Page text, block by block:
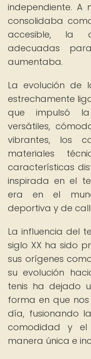
independiente.
consolidaba
accesible, la
adecuadas
aumentaba.
La evolución de
estrechamente
que impulsó
versátiles,
vibrantes, los
materiales
características
inspirada en el
era en el
deportiva y de
La influencia del
siglo XX ha sido
sus orígenes
su evolución
tenis ha dejado
forma en que
día, fusionando
comodidad y
manera única e